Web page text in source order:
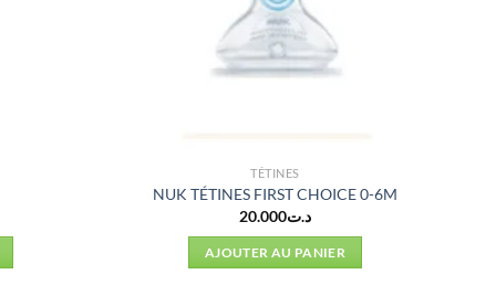
TÉTINES
NUK TÉTINES FIRST CHOICE 0-6M
د.ت20.000
AJOUTER AU PANIER